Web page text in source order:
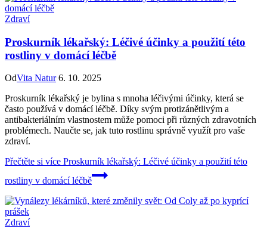
Zdraví
Proskurník lékařský: Léčivé účinky a použití této
rostliny v domácí léčbě
OdVita Natur 6. 10. 2025
Proskurník lékařský je bylina s mnoha léčivými účinky, která se
často používá v domácí léčbě. Díky svým protizánětlivým a
antibakteriálním vlastnostem může pomoci při různých zdravotních
problémech. Naučte se, jak tuto rostlinu správně využít pro vaše
zdraví.
Přečtěte si více Proskurník lékařský: Léčivé účinky a použití této
rostliny v domácí léčbě
Zdraví